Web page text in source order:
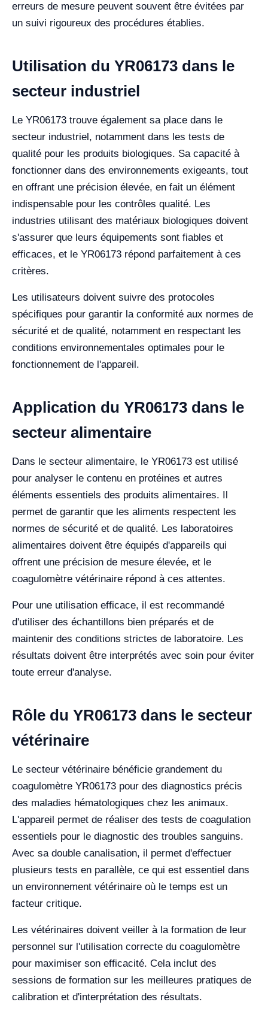
erreurs de mesure peuvent souvent être évitées par
un suivi rigoureux des procédures établies.
Utilisation du YR06173 dans le
secteur industriel
Le YR06173 trouve également sa place dans le
secteur industriel, notamment dans les tests de
qualité pour les produits biologiques. Sa capacité à
fonctionner dans des environnements exigeants, tout
en offrant une précision élevée, en fait un élément
indispensable pour les contrôles qualité. Les
industries utilisant des matériaux biologiques doivent
s'assurer que leurs équipements sont fiables et
efficaces, et le YR06173 répond parfaitement à ces
critères.
Les utilisateurs doivent suivre des protocoles
spécifiques pour garantir la conformité aux normes de
sécurité et de qualité, notamment en respectant les
conditions environnementales optimales pour le
fonctionnement de l'appareil.
Application du YR06173 dans le
secteur alimentaire
Dans le secteur alimentaire, le YR06173 est utilisé
pour analyser le contenu en protéines et autres
éléments essentiels des produits alimentaires. Il
permet de garantir que les aliments respectent les
normes de sécurité et de qualité. Les laboratoires
alimentaires doivent être équipés d'appareils qui
offrent une précision de mesure élevée, et le
coagulomètre vétérinaire répond à ces attentes.
Pour une utilisation efficace, il est recommandé
d'utiliser des échantillons bien préparés et de
maintenir des conditions strictes de laboratoire. Les
résultats doivent être interprétés avec soin pour éviter
toute erreur d'analyse.
Rôle du YR06173 dans le secteur
vétérinaire
Le secteur vétérinaire bénéficie grandement du
coagulomètre YR06173 pour des diagnostics précis
des maladies hématologiques chez les animaux.
L'appareil permet de réaliser des tests de coagulation
essentiels pour le diagnostic des troubles sanguins.
Avec sa double canalisation, il permet d'effectuer
plusieurs tests en parallèle, ce qui est essentiel dans
un environnement vétérinaire où le temps est un
facteur critique.
Les vétérinaires doivent veiller à la formation de leur
personnel sur l'utilisation correcte du coagulomètre
pour maximiser son efficacité. Cela inclut des
sessions de formation sur les meilleures pratiques de
calibration et d'interprétation des résultats.